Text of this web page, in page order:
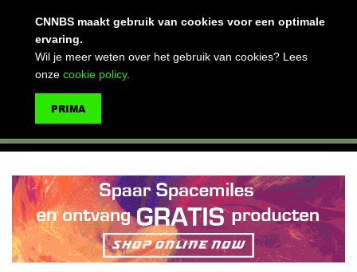
CNNBS maakt gebruik van cookies voor een optimale
ervaring.
Wil je meer weten over het gebruik van cookies? Lees
onze cookie policy.
PRIMA